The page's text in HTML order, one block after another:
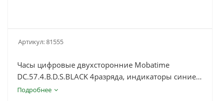
Артикул:81555
Часы цифровые двухсторонние Mobatime
DC.57.4.B.D.S.BLACK 4разряда, индикаторы синие,
пот. крепление
Подробнее